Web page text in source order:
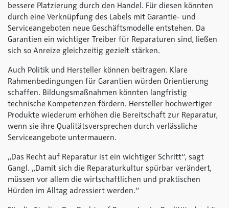
bessere Platzierung durch den Handel. Für diesen könnten
durch eine Verknüpfung des Labels mit Garantie- und
Serviceangeboten neue Geschäftsmodelle entstehen. Da
Garantien ein wichtiger Treiber für Reparaturen sind, ließen
sich so Anreize gleichzeitig gezielt stärken.
Auch Politik und Hersteller können beitragen. Klare
Rahmenbedingungen für Garantien würden Orientierung
schaffen. Bildungsmaßnahmen könnten langfristig
technische Kompetenzen fördern. Hersteller hochwertiger
Produkte wiederum erhöhen die Bereitschaft zur Reparatur,
wenn sie ihre Qualitätsversprechen durch verlässliche
Serviceangebote untermauern.
„Das Recht auf Reparatur ist ein wichtiger Schritt“, sagt
Gangl. „Damit sich die Reparaturkultur spürbar verändert,
müssen vor allem die wirtschaftlichen und praktischen
Hürden im Alltag adressiert werden.“